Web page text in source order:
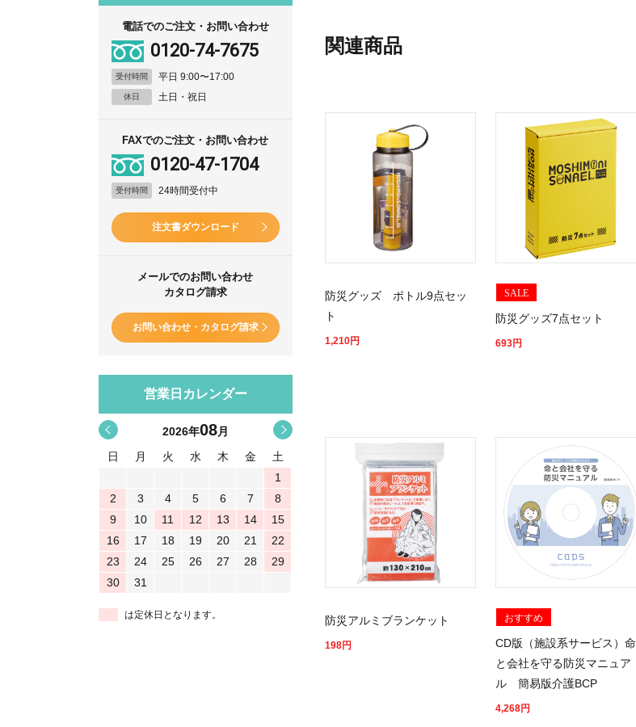
電話でのご注文・お問い合わせ
0120-74-7675
受付時間 平日 9:00〜17:00
休日 土日・祝日
FAXでのご注文・お問い合わせ
0120-47-1704
受付時間 24時間受付中
注文書ダウンロード
メールでのお問い合わせ
カタログ請求
お問い合わせ・カタログ請求
営業日カレンダー
< >
2026年08月
日
月 火 水 木 金
土
1
2
3 4 5 6 7
8
9
10 11 12 13 14
15
16
17 18 19 20 21
22
23
24 25 26 27 28
29
30
31
は定休日となります。
関連商品
防災グッズ ボトル9点セッ
ト
1,210円
SALE
防災グッズ7点セット
693円
防災アルミブランケット
198円
おすすめ
CD版（施設系サービス）命
と会社を守る防災マニュア
ル 簡易版介護BCP
4,268円